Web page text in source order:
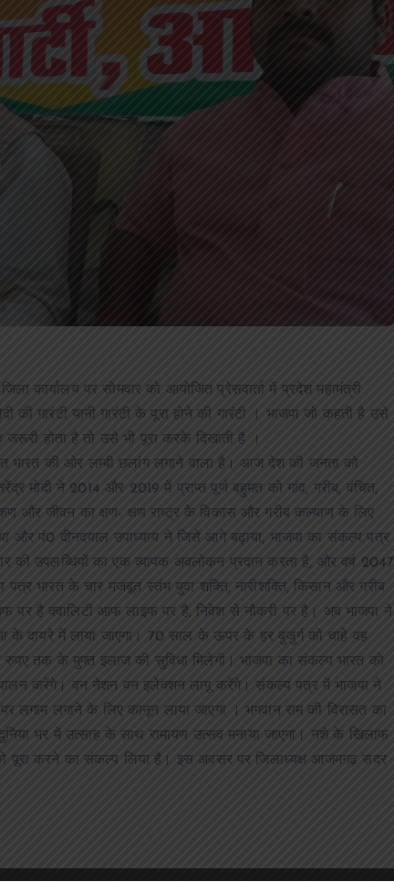
कार्यालय पर सोमवार को आयोजित प्रेसवार्ता में प्रदेश महामंत्री
की गारंटी यानी गारंटी के पूरा होने की गारंटी । भाजपा जो कहती है उसे
होता है तो उसे भी पूरा करके दिखाती है ।
भारत की ओर लम्बी छलांग लगाने वाला है। आज देश की जनता को
मोदी ने 2014 और 2019 में प्राप्त पूर्ण बहुमत को गांव, गरीब, वंचित,
और जीवन का क्षण- क्षण राष्ट्र के विकास और गरीब कल्याण के लिए
और पं0 दीनदयाल उपाध्याय ने जिसे आगे बढ़ाया, भाजपा का संकल्प पत्र
की उपलब्धियों का एक व्यापक अवलोकन प्रदान करता है, और वर्ष 2047
भारत के चार मजबूत स्तंभ युवा शक्ति, नारीशक्ति, किसान और गरीब
पर है क्वालिटी आफ लाइफ पर है, निवेश से नौकरी पर है। अब भाजपा ने
दायरे में लाया जाएगा। 70 साल के ऊपर के हर बुजुर्ग को चाहे वह
रुपए तक के मुफ्त इलाज की सुविधा मिलेगी। भाजपा का संकल्प भारत को
करेंगे। वन नेशन वन इलेक्शन लागू करेंगे। संकल्प पत्र में भाजपा ने
लगाम लगाने के लिए कानून लाया जाएगा । भगवान राम की विरासत का
भर में उत्साह के साथ रामायण उत्सव मनाया जाएगा। नशे के खिलाफ
पूरा करने का संकल्प लिया है। इस अवसर पर जिलाध्यक्ष आजमगढ़ सदर